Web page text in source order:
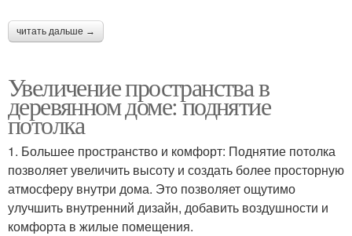
читать дальше →
Увеличение пространства в
деревянном доме: поднятие
потолка
1. Большее пространство и комфорт: Поднятие потолка
позволяет увеличить высоту и создать более просторную
атмосферу внутри дома. Это позволяет ощутимо
улучшить внутренний дизайн, добавить воздушности и
комфорта в жилые помещения.